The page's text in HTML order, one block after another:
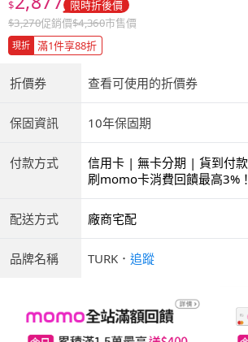
$
限時折後價
$3,270促銷價$4,360市售價
現折 滿1件享88折
折價券 查看可使用的折價券
保固資訊 10年保固期
付款方式
信用卡 | 無卡分期 | 貨到付
商付款 | ATM | 銀聯卡
刷momo卡消費回饋最高3%！
配送方式 廠商宅配
品牌名稱 TURK ． 追蹤